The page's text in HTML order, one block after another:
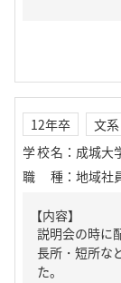
12年卒 文系
学校名 ： 成城大
職種 ： 地域社
【内容】
説明会の時に
長所・短所な
た。